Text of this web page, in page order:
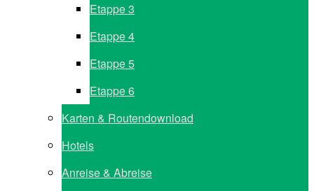
Etappe 3
Etappe 4
Etappe 5
Etappe 6
Karten & Routendownload
Hotels
Anreise & Abreise